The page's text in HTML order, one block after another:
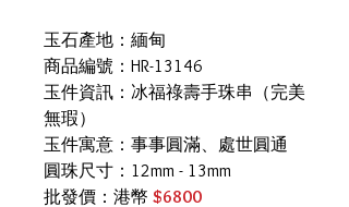
玉石產地：緬甸
商品編號：HR-13146
玉件資訊：冰福祿壽手珠串（完美
無瑕）
玉件寓意：事事圓滿、處世圓通
圓珠尺寸：12mm - 13mm
批發價：港幣 $6800